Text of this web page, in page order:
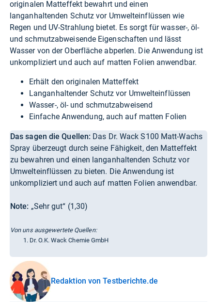
originalen Matteffekt bewahrt und einen
langanhaltenden Schutz vor Umwelteinflüssen wie
Regen und UV-Strahlung bietet. Es sorgt für wasser-, öl-
und schmutzabweisende Eigenschaften und lässt
Wasser von der Oberfläche abperlen. Die Anwendung ist
unkompliziert und auch auf matten Folien anwendbar.
Erhält den originalen Matteffekt
Langanhaltender Schutz vor Umwelteinflüssen
Wasser-, öl- und schmutzabweisend
Einfache Anwendung, auch auf matten Folien
Das sagen die Quellen: Das Dr. Wack S100 Matt-Wachs
Spray überzeugt durch seine Fähigkeit, den Matteffekt
zu bewahren und einen langanhaltenden Schutz vor
Umwelteinflüssen zu bieten. Die Anwendung ist
unkompliziert und auch auf matten Folien anwendbar.
Note: „Sehr gut“ (1,30)
Von uns ausgewertete Quellen:
Dr. O.K. Wack Chemie GmbH
Redaktion von Testberichte.de